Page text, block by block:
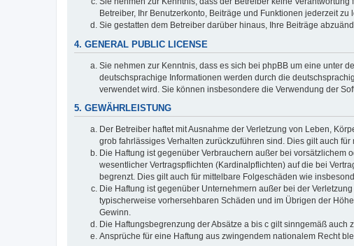
Betreiber, Ihr Benutzerkonto, Beiträge und Funktionen jederzeit zu
Sie gestatten dem Betreiber darüber hinaus, Ihre Beiträge
4. GENERAL PUBLIC LICENSE
Sie nehmen zur Kenntnis, dass es sich bei phpBB um eine unter der
deutschsprachige Informationen werden durch die
verwendet wird. Sie können insbesondere die Verwendung der
5. GEWÄHRLEISTUNG
Der Betreiber haftet mit Ausnahme der Verletzung von Leben,
grob fahrlässiges Verhalten zurückzuführen sind. Dies gilt auch
Die Haftung ist gegenüber Verbrauchern außer bei vorsätzlichem
wesentlicher Vertragspflichten (Kardinalpflichten) auf die bei
begrenzt. Dies gilt auch für mittelbare Folgeschäden wie
Die Haftung ist gegenüber Unternehmern außer bei der
typischerweise vorhersehbaren Schäden und im Übrigen der
Gewinn.
Die Haftungsbegrenzung der Absätze a bis c gilt sinngemäß
Ansprüche für eine Haftung aus zwingendem nationalem Recht